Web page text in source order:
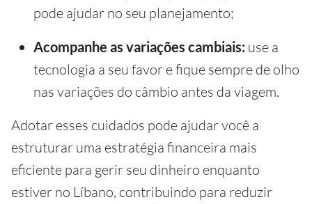
pode ajudar no seu planejamento;
Acompanhe as variações cambiais: use a
tecnologia a seu favor e fique sempre de olho
nas variações do câmbio antes da viagem.
Adotar esses cuidados pode ajudar você a
estruturar uma estratégia financeira mais
eficiente para gerir seu dinheiro enquanto
estiver no Líbano, contribuindo para reduzir